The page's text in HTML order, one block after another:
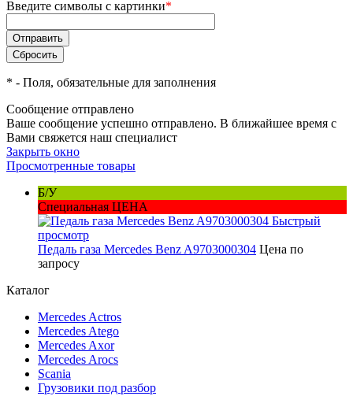
Введите символы с картинки*
* - Поля, обязательные для заполнения
Сообщение отправлено
Ваше сообщение успешно отправлено. В ближайшее время с
Вами свяжется наш специалист
Закрыть окно
Просмотренные товары
Б/У
Специальная ЦЕНА
Быстрый
просмотр
Педаль газа Mercedes Benz A9703000304 Цена по
запросу
Каталог
Mercedes Actros
Mercedes Atego
Mercedes Axor
Mercedes Arocs
Scania
Грузовики под разбор